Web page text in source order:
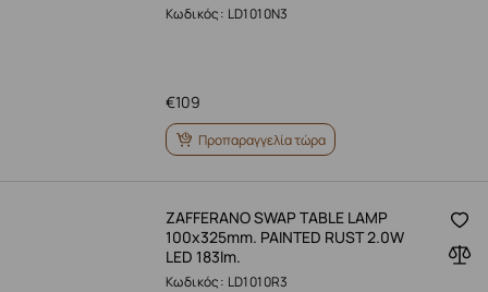
Κωδικός: LD1010N3
109
€
Προπαραγγελία τώρα
ZAFFERANO SWAP TABLE LAMP
100x325mm. PAINTED RUST 2.0W
LED 183lm.
Κωδικός: LD1010R3